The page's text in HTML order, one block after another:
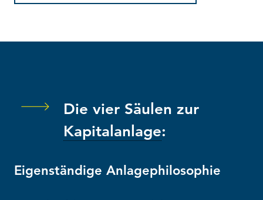
Die vier Säulen zur
Kapitalanlage:
Eigenständige Anlagephilosophie